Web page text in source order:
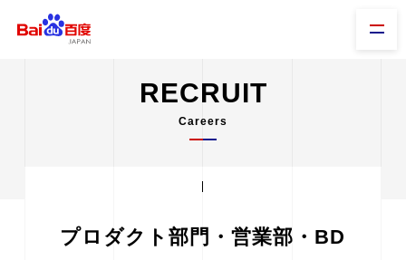
RECRUIT
Careers
プロダクト部門・営業部・BD